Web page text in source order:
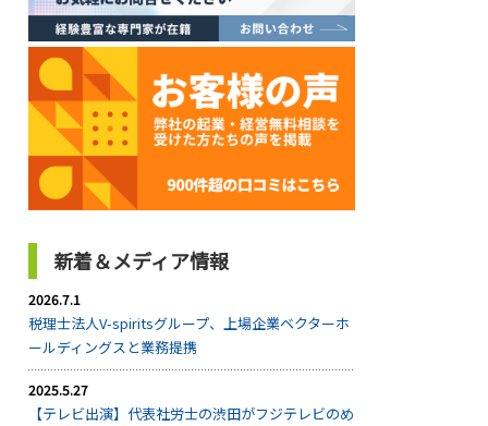
新着＆メディア情報
2026.7.1
税理士法人V-spiritsグループ、上場企業ベクターホ
ールディングスと業務提携
2025.5.27
【テレビ出演】代表社労士の渋田がフジテレビのめ